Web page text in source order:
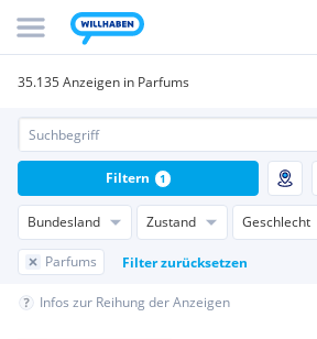
35.135 Anzeigen in Parfums
Bundesland Zustand Geschlecht
Parfums Filter zurücksetzen
Filtern 1
Infos zur Reihung der Anzeigen